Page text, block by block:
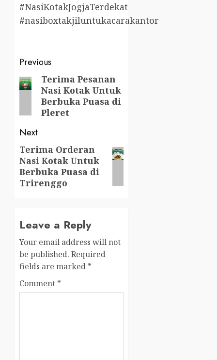
#NasiKotakJogjaTerdekat
#nasiboxtakjiluntukacarakantor
Post
navigation
Previous
Previous
post:
Terima Pesanan
Nasi Kotak Untuk
Berbuka Puasa di
Pleret
Next
Next
post:
Terima Orderan
Nasi Kotak Untuk
Berbuka Puasa di
Trirenggo
Leave a Reply
Your email address will not
be published. Required
fields are marked *
Comment *